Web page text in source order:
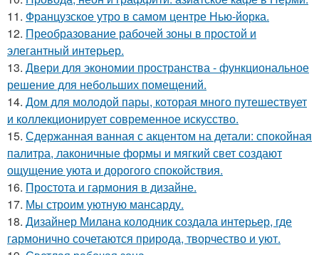
11. Французское утро в самом центре Нью-йорка.
12. Преобразование рабочей зоны в простой и
элегантный интерьер.
13. Двери для экономии пространства - функциональное
решение для небольших помещений.
14. Дом для молодой пары, которая много путешествует
и коллекционирует современное искусство.
15. Сдержанная ванная с акцентом на детали: спокойная
палитра, лаконичные формы и мягкий свет создают
ощущение уюта и дорогого спокойствия.
16. Простота и гармония в дизайне.
17. Мы строим уютную мансарду.
18. Дизайнер Милана колодник создала интерьер, где
гармонично сочетаются природа, творчество и уют.